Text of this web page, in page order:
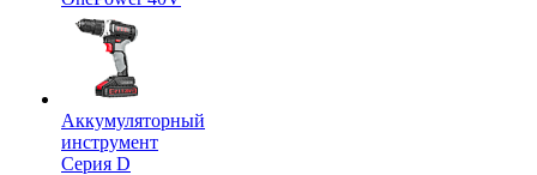
Аккумуляторный
инструмент
Серия D